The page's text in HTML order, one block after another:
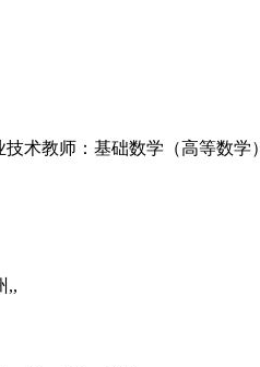
术教师：基础数学（高等数学）
,,